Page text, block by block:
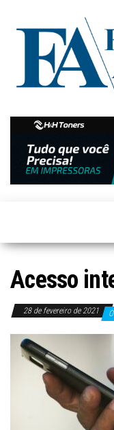
Acesso
28 de fevereiro de 2021